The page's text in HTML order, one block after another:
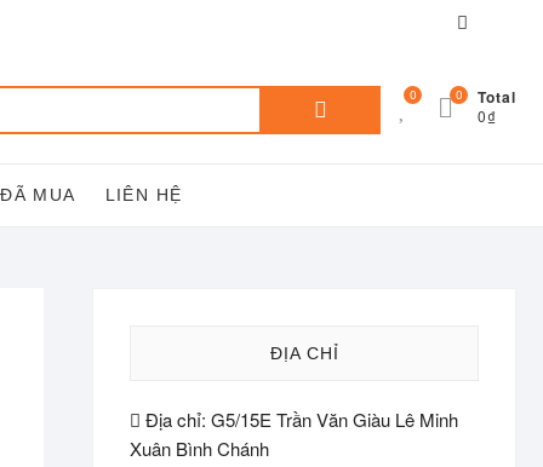
Facebook
0 Total
0₫
0
MUA LIÊN HỆ
ĐỊA CHỈ
Địa chỉ: G5/15E Trần Văn Giàu Lê Minh
Xuân Bình Chánh